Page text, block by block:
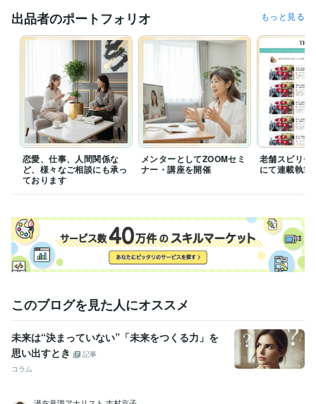
ラー藤波辰爾様との対談掲載 『COMPANYTANK』元Jリーガー小
倉隆史様との対談掲載 女性雑誌『美人百花』のスピリチュアル特集
雑誌『ゆほびか』ヒーリングサロン特集に掲載
スピリチュア
ルイベント『癒やしフェア』でセミナー開催
スピリチュアル雑誌
『アネモネ』希望の光特集掲載
出品者のポートフォリオ もっと見る
恋愛、仕事、人間関係な
ど、様々なご相談にも承っ
ております
メンターとしてZOOMセミ
ナー・講座を開催
老舗スピリチ
にて連載執筆
このブログを見た人にオススメ
未来は“決まっていない”「未来をつくる力」を
思い出すとき
記事
コラム